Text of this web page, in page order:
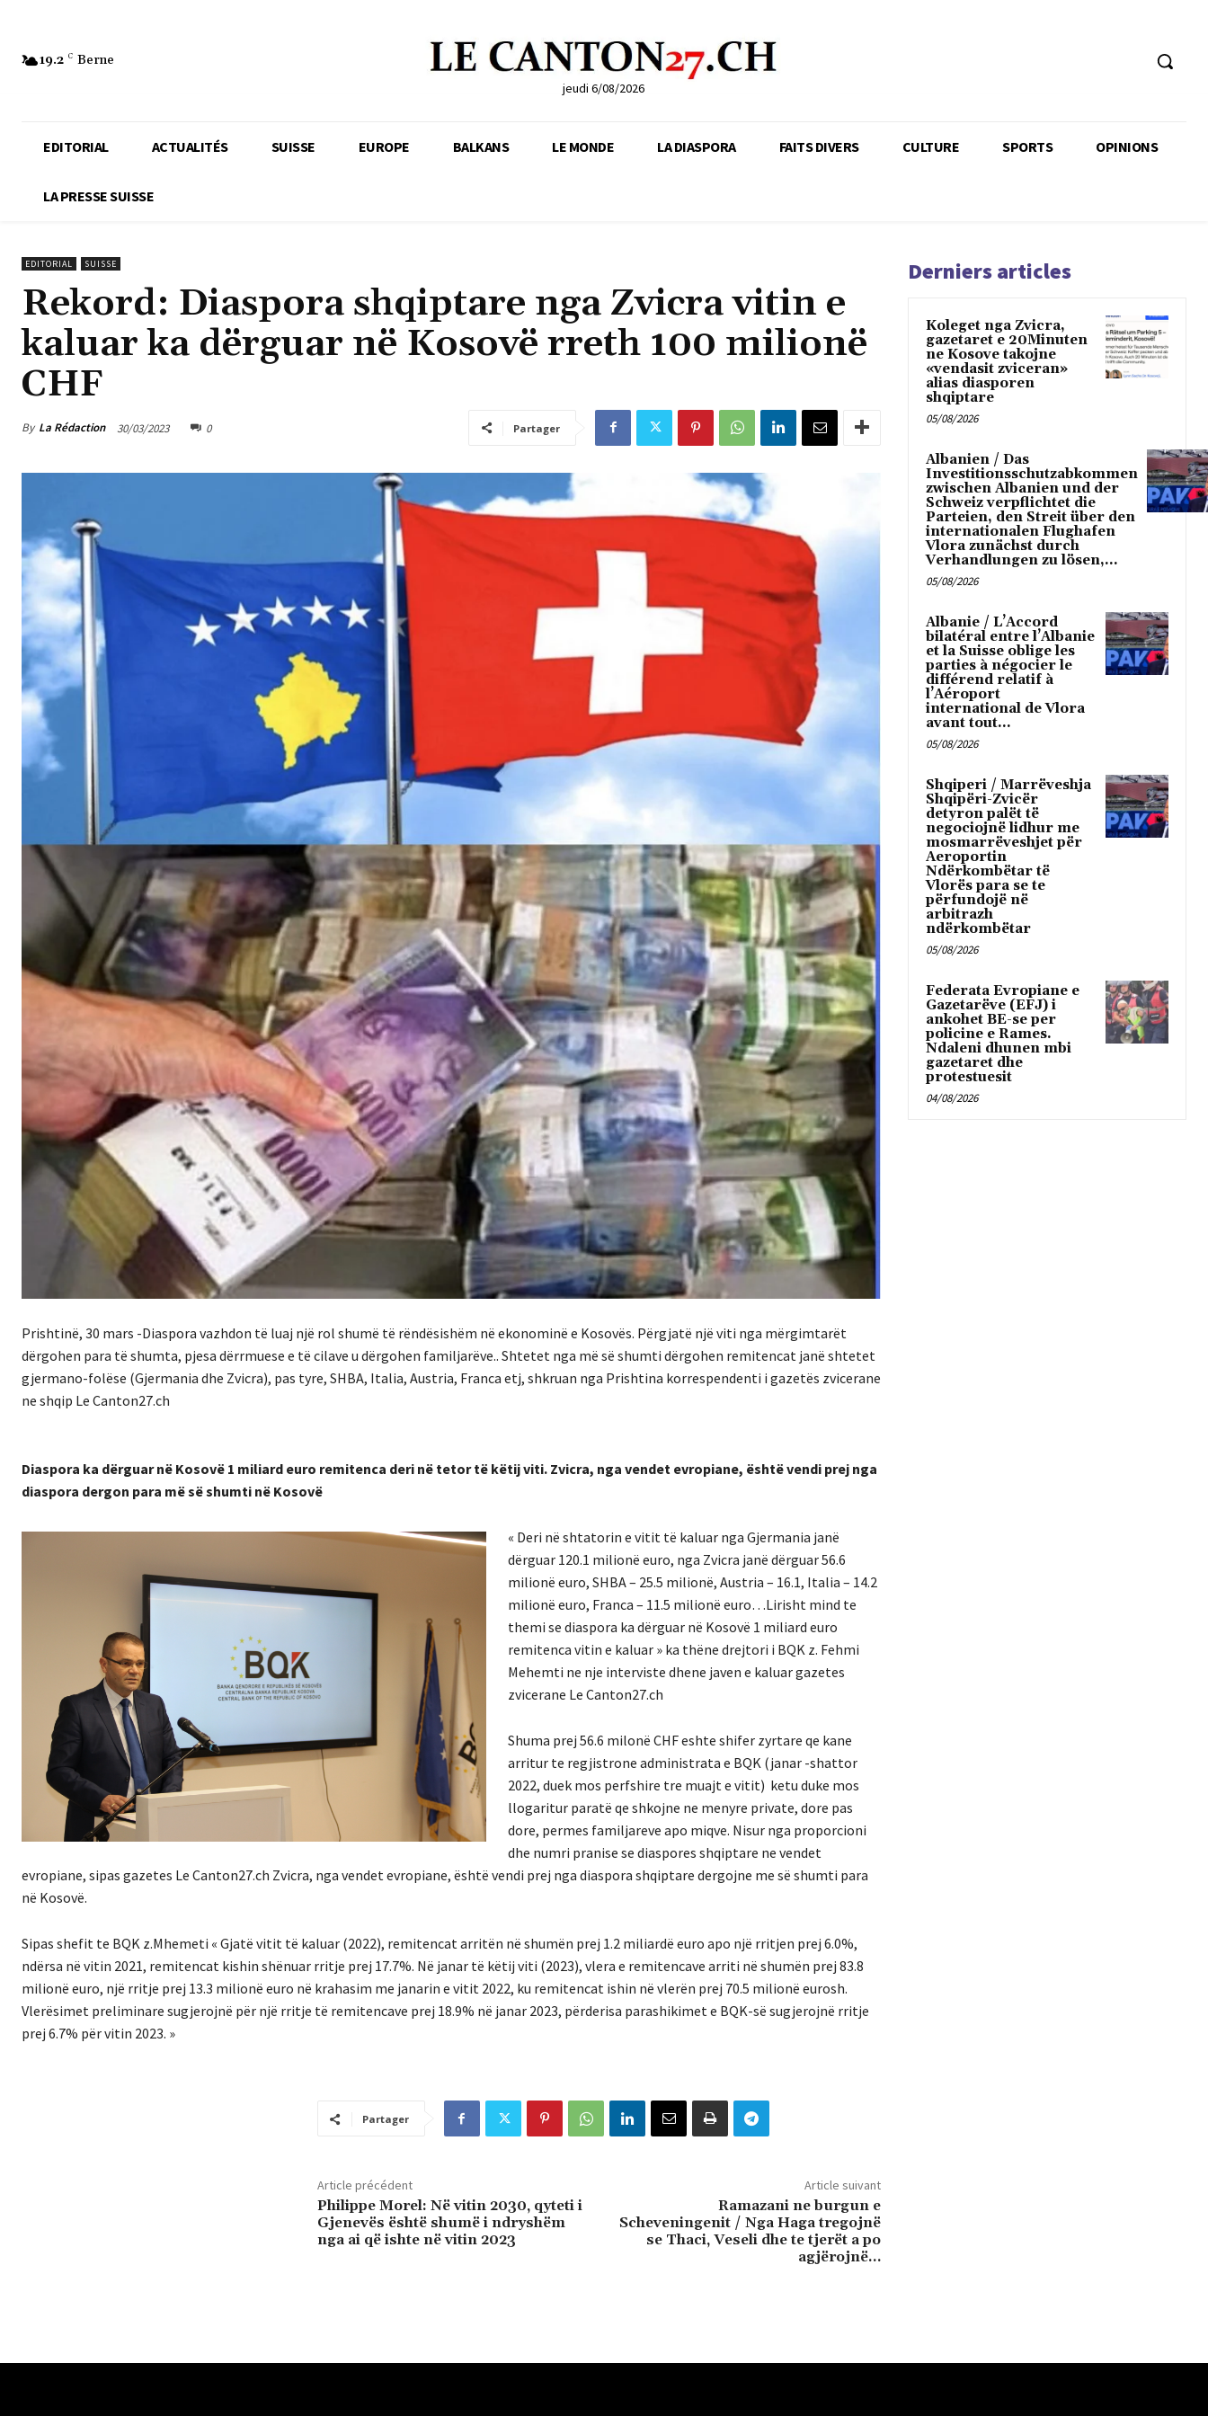
19.2 C Berne
jeudi 6/08/2026
EDITORIAL ACTUALITÉS SUISSE EUROPE BALKANS LE MONDE LA DIASPORA FAITS DIVERS CULTURE SPORTS OPINIONS
LA PRESSE SUISSE
EDITORIAL SUISSE
Rekord: Diaspora shqiptare nga Zvicra vitin e
kaluar ka dërguar në Kosovë rreth 100 milionë
CHF
By La Rédaction 30/03/2023 0 Partager
Prishtinë, 30 mars -Diaspora vazhdon të luaj një rol shumë të rëndësishëm në ekonominë e Kosovës. Përgjatë një viti nga mërgimtarët
dërgohen para të shumta, pjesa dërrmuese e të cilave u dërgohen familjarëve.. Shtetet nga më së shumti dërgohen remitencat janë shtetet
gjermano-folëse (Gjermania dhe Zvicra), pas tyre, SHBA, Italia, Austria, Franca etj, shkruan nga Prishtina korrespendenti i gazetës zvicerane
ne shqip Le Canton27.ch
Diaspora ka dërguar në Kosovë 1 miliard euro remitenca deri në tetor të këtij viti. Zvicra, nga vendet evropiane, është vendi prej nga
diaspora dergon para më së shumti në Kosovë
« Deri në shtatorin e vitit të kaluar nga Gjermania janë
dërguar 120.1 milionë euro, nga Zvicra janë dërguar 56.6
milionë euro, SHBA – 25.5 milionë, Austria – 16.1, Italia – 14.2
milionë euro, Franca – 11.5 milionë euro…Lirisht mind te
themi se diaspora ka dërguar në Kosovë 1 miliard euro
remitenca vitin e kaluar » ka thëne drejtori i BQK z. Fehmi
Mehemti ne nje interviste dhene javen e kaluar gazetes
zvicerane Le Canton27.ch
Shuma prej 56.6 milonë CHF eshte shifer zyrtare qe kane
arritur te regjistrone administrata e BQK (janar -shattor
2022, duek mos perfshire tre muajt e vitit) ketu duke mos
llogaritur paratë qe shkojne ne menyre private, dore pas
dore, permes familjareve apo miqve. Nisur nga proporcioni
dhe numri pranise se diaspores shqiptare ne vendet
evropiane, sipas gazetes Le Canton27.ch Zvicra, nga vendet evropiane, është vendi prej nga diaspora shqiptare dergojne me së shumti para
në Kosovë.
Sipas shefit te BQK z.Mhemeti « Gjatë vitit të kaluar (2022), remitencat arritën në shumën prej 1.2 miliardë euro apo një rritjen prej 6.0%,
ndërsa në vitin 2021, remitencat kishin shënuar rritje prej 17.7%. Në janar të këtij viti (2023), vlera e remitencave arriti në shumën prej 83.8
milionë euro, një rritje prej 13.3 milionë euro në krahasim me janarin e vitit 2022, ku remitencat ishin në vlerën prej 70.5 milionë eurosh.
Vlerësimet preliminare sugjerojnë për një rritje të remitencave prej 18.9% në janar 2023, përderisa parashikimet e BQK-së sugjerojnë rritje
prej 6.7% për vitin 2023. »
Partager
Article précédent
Philippe Morel: Në vitin 2030, qyteti i
Gjenevës është shumë i ndryshëm
nga ai që ishte në vitin 2023
Article suivant
Ramazani ne burgun e
Scheveningenit / Nga Haga tregojnë
se Thaci, Veseli dhe te tjerët a po
agjërojnë…
Derniers articles
Koleget nga Zvicra,
gazetaret e 20Minuten
ne Kosove takojne
«vendasit zviceran»
alias diasporen
shqiptare
05/08/2026
Albanien / Das
Investitionsschutzabkommen
zwischen Albanien und der
Schweiz verpflichtet die
Parteien, den Streit über den
internationalen Flughafen
Vlora zunächst durch
Verhandlungen zu lösen,...
05/08/2026
Albanie / L’Accord
bilatéral entre l’Albanie
et la Suisse oblige les
parties à négocier le
différend relatif à
l’Aéroport
international de Vlora
avant tout...
05/08/2026
Shqiperi / Marrëveshja
Shqipëri-Zvicër
detyron palët të
negociojnë lidhur me
mosmarrëveshjet për
Aeroportin
Ndërkombëtar të
Vlorës para se te
përfundojë në
arbitrazh
ndërkombëtar
05/08/2026
Federata Evropiane e
Gazetarëve (EFJ) i
ankohet BE-se per
policine e Rames.
Ndaleni dhunen mbi
gazetaret dhe
protestuesit
04/08/2026